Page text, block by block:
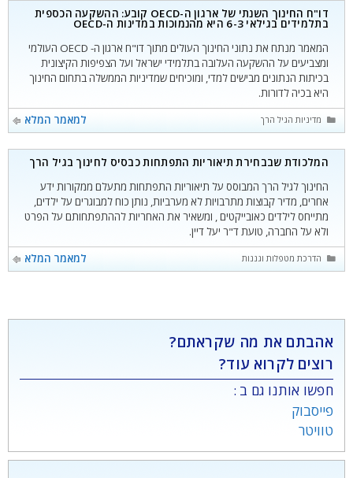
דו"ח החינוך השנתי של ארגון ה-OECD קובע: ההשקעה הכספית
בתלמידים בגילאי 6-3 היא מהנמוכות במדינות ה-OECD
המאמר מנתח את נתוני החינוך העולים מתוך דו"ח ארגון ה- OECD העולמי
ומצביעים על ההשקעה העלובה בתלמידי ישראל ועל הצפיפות הקיצונית
בכיתות הנתונים מבישים למדי, ומוכיחים שמדיניות הממשלה בתחום החינוך
היא בכיה לדורות.
למאמר המלא
קטגוריות
מדיניות הגיל הרך
המלכודת שבבחירת תיאוריות התפתחות כבסיס לחינוך בגיל הרך
החינוך לגיל הרך המבוסס על תיאוריות התפתחות מתעלם ממקורות ידע
אחרים, מדיר קבוצות מתרבויות לא מערביות, נותן כוח למבוגרים על ילדים,
מתייחס לילדים כאובייקטים , ומשאיר את האחריות לההתפתחותם על הפרט
ולא על החברה, טועת ד"ר יעל דיין.
למאמר המלא
קטגוריות
הדרכת מטפלות וגננות
אהבתם את מה שקראתם?
רוצים לקרוא עוד?
חפשו אותנו גם ב :
פייסבוק
טוויטר